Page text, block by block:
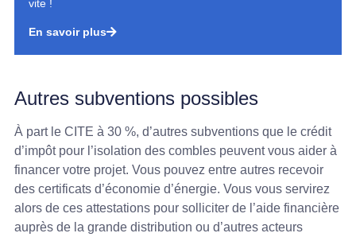
vite !
En savoir plus
Autres subventions possibles
À part le CITE à 30 %, d’autres subventions que le crédit
d’impôt pour l’isolation des combles peuvent vous aider à
financer votre projet. Vous pouvez entre autres recevoir
des certificats d’économie d’énergie. Vous vous servirez
alors de ces attestations pour solliciter de l’aide financière
auprès de la grande distribution ou d’autres acteurs